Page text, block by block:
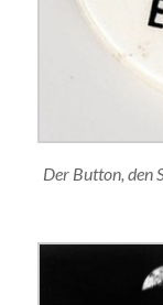
Der Button, den